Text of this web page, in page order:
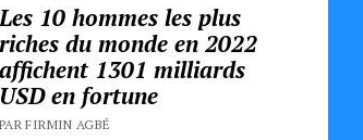
Les 10 hommes les plus
riches du monde en 2022
affichent 1301 milliards
USD en fortune
PAR FIRMIN AGBÉ